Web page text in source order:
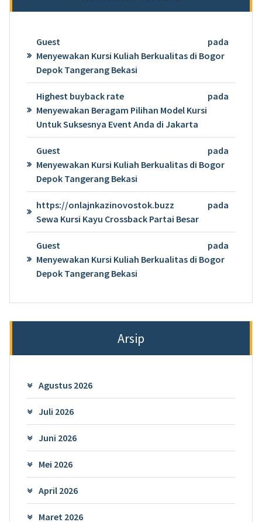
Guest
pada
Menyewakan Kursi Kuliah Berkualitas di Bogor
Depok Tangerang Bekasi
Highest buyback rate
pada
Menyewakan Beragam Pilihan Model Kursi
Untuk Suksesnya Event Anda di Jakarta
Guest
pada
Menyewakan Kursi Kuliah Berkualitas di Bogor
Depok Tangerang Bekasi
https://onlajnkazinovostok.buzz
pada
Sewa Kursi Kayu Crossback Partai Besar
Guest
pada
Menyewakan Kursi Kuliah Berkualitas di Bogor
Depok Tangerang Bekasi
Arsip
Agustus 2026
Juli 2026
Juni 2026
Mei 2026
April 2026
Maret 2026